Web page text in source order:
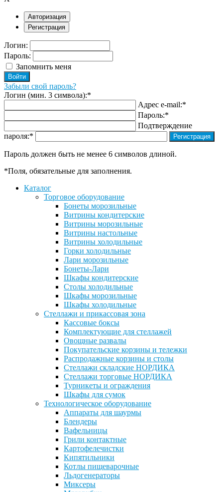
Авторизация
Регистрация
Логин:
Пароль:
Запомнить меня
Забыли свой пароль?
Логин (мин. 3 символа):*
Адрес e-mail:*
Пароль:*
Подтверждение
пароля:*
Пароль должен быть не менее 6 символов длиной.
*Поля, обязательные для заполнения.
Каталог
Торговое оборудование
Бонеты морозильные
Витрины кондитерские
Витрины морозильные
Витрины настольные
Витрины холодильные
Горки холодильные
Лари морозильные
Бонеты-Лари
Шкафы кондитерские
Столы холодильные
Шкафы морозильные
Шкафы холодильные
Стеллажи и прикассовая зона
Кассовые боксы
Комплектующие для стеллажей
Овощные развалы
Покупательские корзины и тележки
Распродажные корзины и столы
Стеллажи складские НОРДИКА
Стеллажи торговые НОРДИКА
Турникеты и ограждения
Шкафы для сумок
Технологическое оборудование
Аппараты для шаурмы
Блендеры
Вафельницы
Грили контактные
Картофелечистки
Кипятильники
Котлы пищеварочные
Льдогенераторы
Миксеры